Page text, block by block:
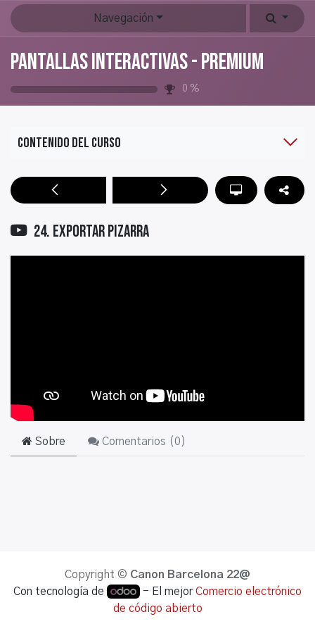
Navegación
Pantallas Interactivas - PREMIUM
0 %
Contenido del curso
24. Exportar pizarra
Sobre Comentarios (0)
Copyright © Canon Barcelona 22@
Con tecnología de
- El mejorComercio electrónico
de código abierto